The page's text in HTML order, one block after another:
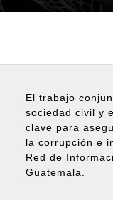
El trabajo
sociedad civil y
clave para
la corrupción e
Red de
Guatemala.